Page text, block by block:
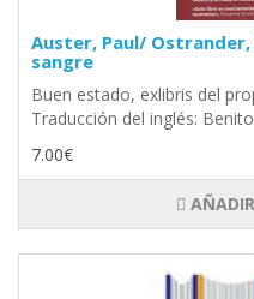
Auster, Paul/ Ostrander,
sangre
Buen estado, exlibris del
Traducción del inglés:
7.00€